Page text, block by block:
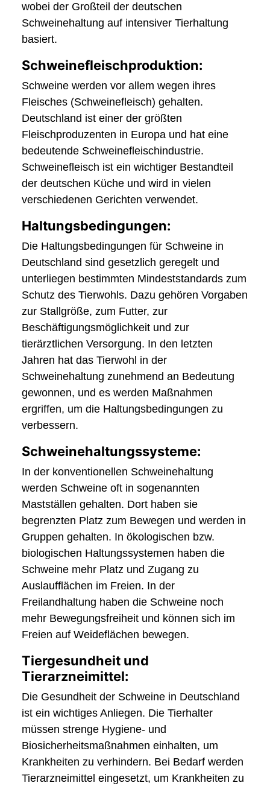
wobei der Großteil der deutschen
Schweinehaltung auf intensiver Tierhaltung
basiert.
Schweinefleischproduktion:
Schweine werden vor allem wegen ihres
Fleisches (Schweinefleisch) gehalten.
Deutschland ist einer der größten
Fleischproduzenten in Europa und hat eine
bedeutende Schweinefleischindustrie.
Schweinefleisch ist ein wichtiger Bestandteil
der deutschen Küche und wird in vielen
verschiedenen Gerichten verwendet.
Haltungsbedingungen:
Die Haltungsbedingungen für Schweine in
Deutschland sind gesetzlich geregelt und
unterliegen bestimmten Mindeststandards zum
Schutz des Tierwohls. Dazu gehören Vorgaben
zur Stallgröße, zum Futter, zur
Beschäftigungsmöglichkeit und zur
tierärztlichen Versorgung. In den letzten
Jahren hat das Tierwohl in der
Schweinehaltung zunehmend an Bedeutung
gewonnen, und es werden Maßnahmen
ergriffen, um die Haltungsbedingungen zu
verbessern.
Schweinehaltungssysteme:
In der konventionellen Schweinehaltung
werden Schweine oft in sogenannten
Mastställen gehalten. Dort haben sie
begrenzten Platz zum Bewegen und werden in
Gruppen gehalten. In ökologischen bzw.
biologischen Haltungssystemen haben die
Schweine mehr Platz und Zugang zu
Auslaufflächen im Freien. In der
Freilandhaltung haben die Schweine noch
mehr Bewegungsfreiheit und können sich im
Freien auf Weideflächen bewegen.
Tiergesundheit und
Tierarzneimittel:
Die Gesundheit der Schweine in Deutschland
ist ein wichtiges Anliegen. Die Tierhalter
müssen strenge Hygiene- und
Biosicherheitsmaßnahmen einhalten, um
Krankheiten zu verhindern. Bei Bedarf werden
Tierarzneimittel eingesetzt, um Krankheiten zu